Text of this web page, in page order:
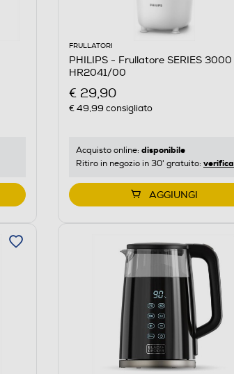
FRULLATORI
PHILIPS - Frullatore SERIES 3000
HR2041/00
€ 29,90
€ 49,99 consigliato
Acquisto online: disponibile
Ritiro in negozio in 30' gratuito: verifica
AGGIUNGI